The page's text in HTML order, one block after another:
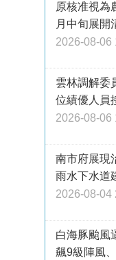
原核准視
月中旬展開
2026-08-06
雲林調解
位績優人員
2026-08-06
南市府展
雨水下水道
2026-08-04
白海豚颱風
飆9級陣風